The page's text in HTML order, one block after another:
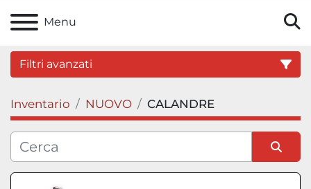
Menu
Filtri avanzati
Categoria
Condizione
Inventario NUOVO CALANDRE
Ordina per